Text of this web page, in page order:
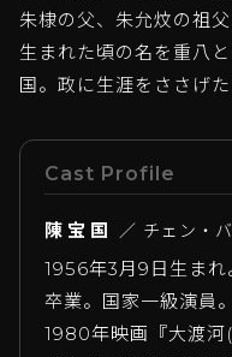
朱棣の父、朱允炆の祖父
生まれた頃の名を重八
国。政に生涯をささげた
Cast Profile
陳宝国 ／ チェン・
1956年3月9日生ま
卒業。国家一級演員。
1980年映画『大渡